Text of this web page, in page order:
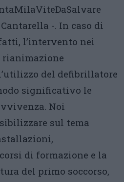
-. In caso di
l’intervento nei
del defibrillatore
significativo le
Noi
sul tema
di formazione e la
del primo soccorso,